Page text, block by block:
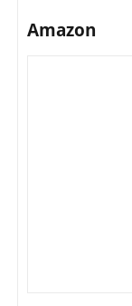
Amazon